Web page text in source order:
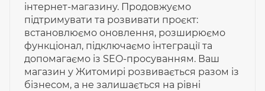
інтернет-магазину. Продовжуємо
підтримувати та розвивати проєкт:
встановлюємо оновлення, розширюємо
функціонал, підключаємо інтеграції та
допомагаємо із SEO-просуванням. Ваш
магазин у Житомирі розвивається разом із
бізнесом, а не залишається на рівні